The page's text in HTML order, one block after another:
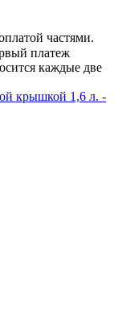
частями.
платеж
каждые две
крышкой 1,6 л. -